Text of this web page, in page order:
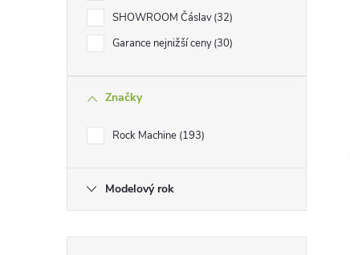
n
SHOWROOM Čáslav 32
Garance nejnižší ceny 30
Značky
Rock Machine 193
Modelový rok